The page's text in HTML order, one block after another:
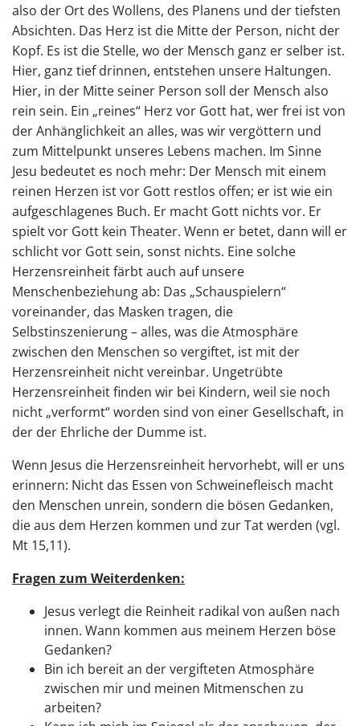
also der Ort des Wollens, des Planens und der tiefsten
Absichten. Das Herz ist die Mitte der Person, nicht der
Kopf. Es ist die Stelle, wo der Mensch ganz er selber ist.
Hier, ganz tief drinnen, entstehen unsere Haltungen.
Hier, in der Mitte seiner Person soll der Mensch also
rein sein. Ein „reines“ Herz vor Gott hat, wer frei ist von
der Anhänglichkeit an alles, was wir vergöttern und
zum Mittelpunkt unseres Lebens machen. Im Sinne
Jesu bedeutet es noch mehr: Der Mensch mit einem
reinen Herzen ist vor Gott restlos offen; er ist wie ein
aufgeschlagenes Buch. Er macht Gott nichts vor. Er
spielt vor Gott kein Theater. Wenn er betet, dann will er
schlicht vor Gott sein, sonst nichts. Eine solche
Herzensreinheit färbt auch auf unsere
Menschenbeziehung ab: Das „Schauspielern“
voreinander, das Masken tragen, die
Selbstinszenierung – alles, was die Atmosphäre
zwischen den Menschen so vergiftet, ist mit der
Herzensreinheit nicht vereinbar. Ungetrübte
Herzensreinheit finden wir bei Kindern, weil sie noch
nicht „verformt“ worden sind von einer Gesellschaft, in
der der Ehrliche der Dumme ist.
Wenn Jesus die Herzensreinheit hervorhebt, will er uns
erinnern: Nicht das Essen von Schweinefleisch macht
den Menschen unrein, sondern die bösen Gedanken,
die aus dem Herzen kommen und zur Tat werden (vgl.
Mt 15,11).
Fragen zum Weiterdenken:
Jesus verlegt die Reinheit radikal von außen nach
innen. Wann kommen aus meinem Herzen böse
Gedanken?
Bin ich bereit an der vergifteten Atmosphäre
zwischen mir und meinen Mitmenschen zu
arbeiten?